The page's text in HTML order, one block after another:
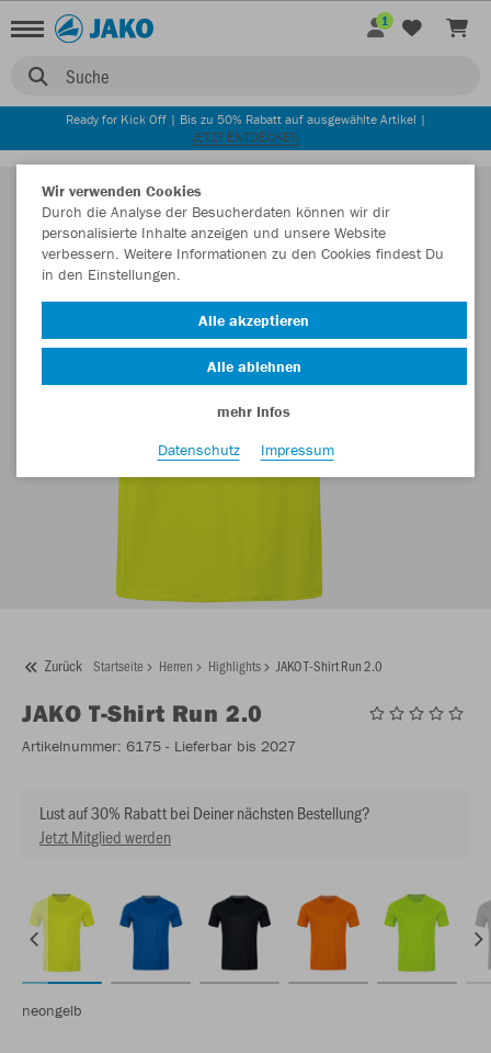
Suche
1
Ready for Kick Off | Bis zu 50% Rabatt auf ausgewählte Artikel |
JETZT ENTDECKEN
Zurück Startseite Herren Highlights JAKO T-Shirt Run 2.0
JAKO T-Shirt Run 2.0
Artikelnummer: 6175 - Lieferbar bis 2027
Lust auf 30% Rabatt bei Deiner nächsten Bestellung?
Jetzt Mitglied werden
neongelb
Wir verwenden Cookies
Durch die Analyse der Besucherdaten können wir dir
personalisierte Inhalte anzeigen und unsere Website
verbessern. Weitere Informationen zu den Cookies findest Du
in den Einstellungen.
Alle akzeptieren
Alle ablehnen
mehr Infos
Datenschutz
Impressum